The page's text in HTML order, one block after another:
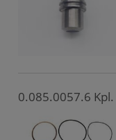
0.085.0057.6 Kpl.